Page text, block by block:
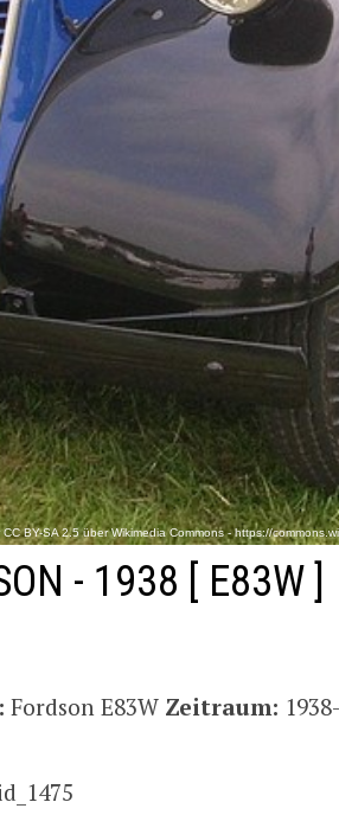
BY-SA 2.5 über Wikimedia Commons - https://
- 1938 [ E83W ]
Fordson E83W Zeitraum: